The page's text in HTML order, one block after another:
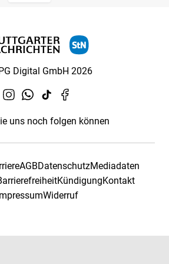
Digital GmbH 2026
uns noch folgen können
AGBDatenschutzMediadaten
KündigungKontakt
Widerruf